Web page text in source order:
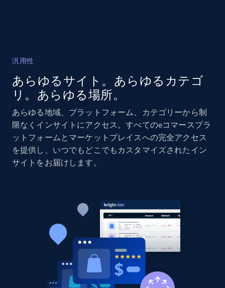
汎用性
あらゆるサイト。あらゆるカテゴ
リ。あらゆる場所。
あらゆる地域、プラットフォーム、カテゴリーから制
限なくインサイトにアクセス。すべてのeコマースプラ
ットフォームとマーケットプレイスへの完全アクセス
を提供し、いつでもどこでもカスタマイズされたイン
サイトをお届けします。